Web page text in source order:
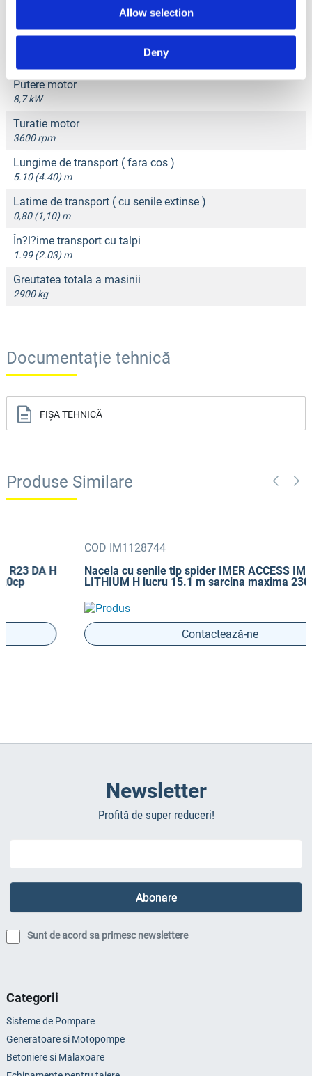
Allow selection
Deny
Putere motor
8,7 kW
Turatie motor
3600 rpm
Lungime de transport ( fara cos )
5.10 (4.40) m
Latime de transport ( cu senile extinse )
0,80 (1,10) m
În?l?ime transport cu talpi
1.99 (2.03) m
Greutatea totala a masinii
2900 kg
Documentație tehnică
FIȘA TEHNICĂ
Produse Similare
COD IM1128744
Nacela cu senile tip spider IMER ACCESS IM R15 DA
LITHIUM H lucru 15.1 m sarcina maxima 230 kg
Contactează-ne
Newsletter
Profită de super reduceri!
Sunt de acord sa primesc newslettere
Categorii
Sisteme de Pompare
Generatoare si Motopompe
Betoniere si Malaxoare